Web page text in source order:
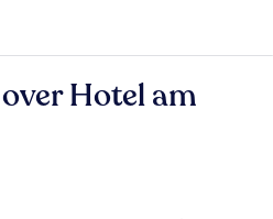
Hotel am